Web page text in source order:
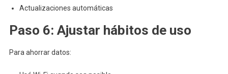
Actualizaciones automáticas
Paso 6: Ajustar hábitos de uso
Para ahorrar datos: